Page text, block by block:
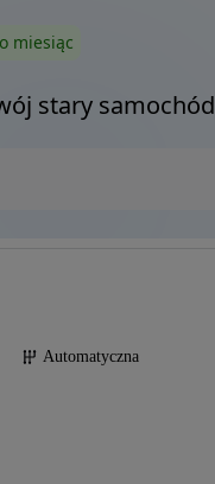
miesiąc
stary samochód
Automatyczna